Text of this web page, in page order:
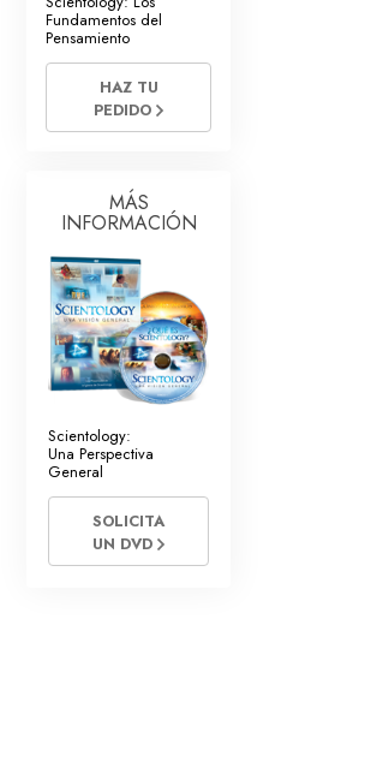
Fundamentos del
Pensamiento
HAZ TU
PEDIDO
MÁS
INFORMACIÓN
Scientology:
Una Perspectiva
General
SOLICITA
UN DVD